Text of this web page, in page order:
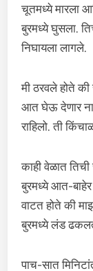
चूतमध्ये मारला
बुरमध्ये घुसला.
निघायला लागले.
मी ठरवले होते
आत घेऊ देणार
राहिलो. ती
काही वेळात
बुरमध्ये आत-
वाटत होते की
बुरमध्ये लंड
पाच-सात